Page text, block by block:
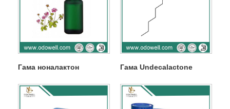
Гама ноналактон Гама Undecalactone